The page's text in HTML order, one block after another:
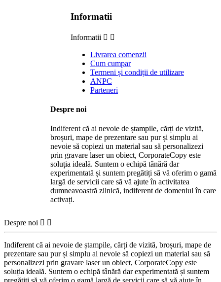
Informatii
Informatii  
Livrarea comenzii
Cum cumpar
Termeni și condiții de utilizare
ANPC
Parteneri
Despre noi
Indiferent că ai nevoie de ștampile, cărți de vizită,
broșuri, mape de prezentare sau pur și simplu ai
nevoie să copiezi un material sau să personalizezi
prin gravare laser un obiect, CorporateCopy este
soluția ideală. Suntem o echipă tânără dar
experimentată și suntem pregătiți să vă oferim o gamă
largă de servicii care să vă ajute în activitatea
dumneavoastră zilnică, indiferent de domeniul în care
activați.
Despre noi  
Indiferent că ai nevoie de ștampile, cărți de vizită, broșuri, mape de
prezentare sau pur și simplu ai nevoie să copiezi un material sau să
personalizezi prin gravare laser un obiect, CorporateCopy este
soluția ideală. Suntem o echipă tânără dar experimentată și suntem